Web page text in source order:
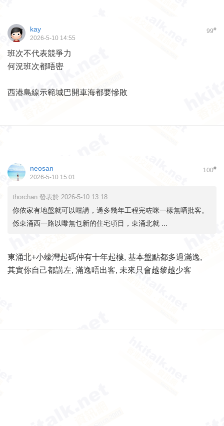
99#
kay
2026-5-10 14:55
班次不代表競爭力
何況班次都唔密
西港島線示範城巴開車海都要慘敗
100#
neosan
2026-5-10 15:01
thorchan 發表於 2026-5-10 13:18
你依家有地盤就可以咁講，過多幾年工程完咗咪一樣無哂批客。
係東涌西一路以嚟無乜新的住宅項目，東涌北就 ...
東涌北+小蠔灣起碼仲有十年起樓, 基本盤點都多過滿逸,
其實你自己都講左, 滿逸唔出客, 未來只會越黎越少客